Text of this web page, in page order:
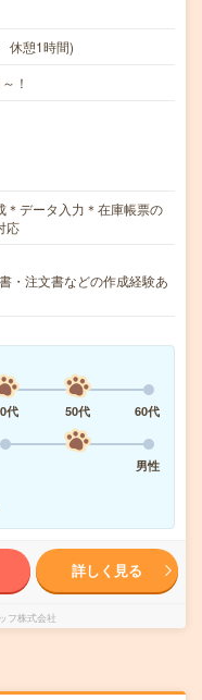
休憩1時間)
！
＊データ入力＊在庫帳票の
応
・注文書などの作成経験あ
代 50代
60代
男性
詳しく見る
フ株式会社